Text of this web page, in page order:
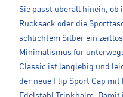
Sie passt überall hinein, ob
Rucksack oder die
schlichtem Silber ein
Minimalismus für
Classic ist langlebig und
der neue Flip Sport Cap